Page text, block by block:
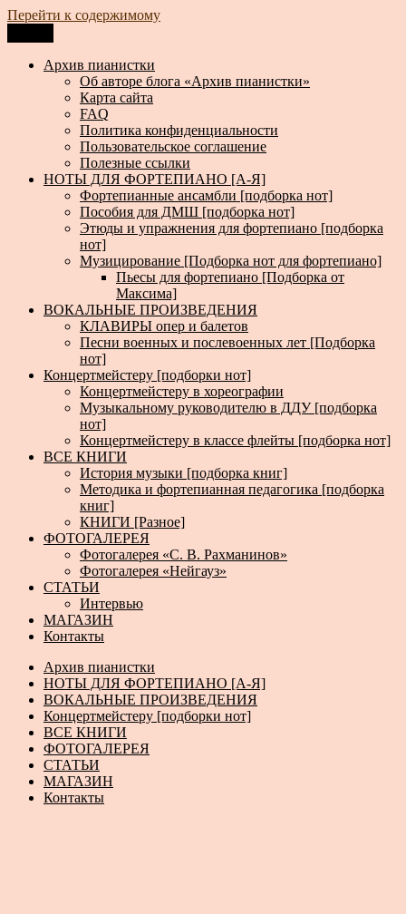
Перейти к содержимому
Архив пианистки
Всё для пианистов: ноты, книги, музыка, статьи…
Архив пианистки
Об авторе блога «Архив пианистки»
Карта сайта
FAQ
Политика конфиденциальности
Пользовательское соглашение
Полезные ссылки
НОТЫ ДЛЯ ФОРТЕПИАНО [А-Я]
Фортепианные ансамбли [подборка нот]
Пособия для ДМШ [подборка нот]
Этюды и упражнения для фортепиано [подборка
нот]
Музицирование [Подборка нот для фортепиано]
Пьесы для фортепиано [Подборка от
Максима]
ВОКАЛЬНЫЕ ПРОИЗВЕДЕНИЯ
КЛАВИРЫ опер и балетов
Песни военных и послевоенных лет [Подборка
нот]
Концертмейстеру [подборки нот]
Концертмейстеру в хореографии
Музыкальному руководителю в ДДУ [подборка
нот]
Концертмейстеру в классе флейты [подборка нот]
ВСЕ КНИГИ
История музыки [подборка книг]
Методика и фортепианная педагогика [подборка
книг]
КНИГИ [Разное]
ФОТОГАЛЕРЕЯ
Фотогалерея «С. В. Рахманинов»
Фотогалерея «Нейгауз»
СТАТЬИ
Интервью
МАГАЗИН
Контакты
Архив пианистки
НОТЫ ДЛЯ ФОРТЕПИАНО [А-Я]
ВОКАЛЬНЫЕ ПРОИЗВЕДЕНИЯ
Концертмейстеру [подборки нот]
ВСЕ КНИГИ
ФОТОГАЛЕРЕЯ
СТАТЬИ
МАГАЗИН
Контакты